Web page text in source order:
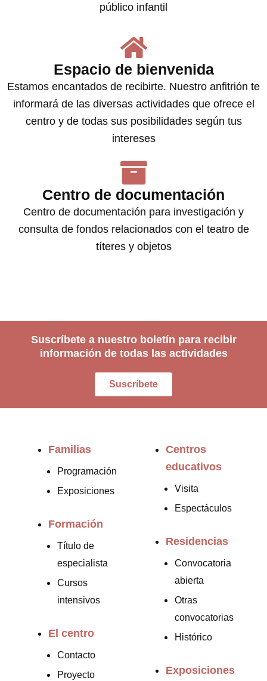
público infantil
Espacio de bienvenida
Estamos encantados de recibirte. Nuestro anfitrión te
informará de las diversas actividades que ofrece el
centro y de todas sus posibilidades según tus
intereses
Centro de documentación
Centro de documentación para investigación y
consulta de fondos relacionados con el teatro de
títeres y objetos
Suscríbete a nuestro boletín para recibir
información de todas las actividades
Suscríbete
Familias
Programación
Exposiciones
Formación
Título de
especialista
Cursos
intensivos
El centro
Contacto
Proyecto
Centros
educativos
Visita
Espectáculos
Residencias
Convocatoria
abierta
Otras
convocatorias
Histórico
Exposiciones